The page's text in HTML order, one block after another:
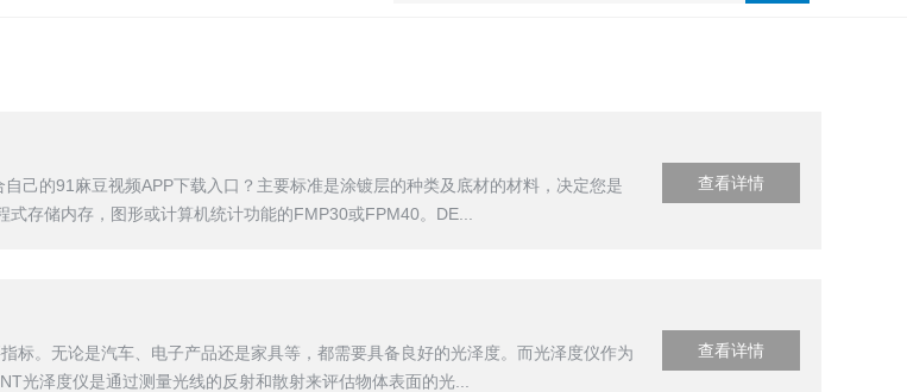
己的91麻豆视频APP下载入口？主要标准是涂镀层的种类及底材的材料，决定您是
存储内存，图形或计算机统计功能的FMP30或FPM40。DE...
查看详情
标。无论是汽车、电子产品还是家具等，都需要具备良好的光泽度。而光泽度仪作为
光泽度仪是通过测量光线的反射和散射来评估物体表面的光...
查看详情